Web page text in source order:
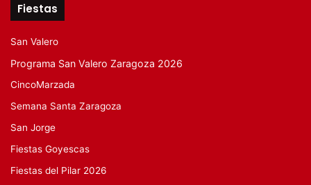
Fiestas
San Valero
Programa San Valero Zaragoza 2026
CincoMarzada
Semana Santa Zaragoza
San Jorge
Fiestas Goyescas
Fiestas del Pilar 2026